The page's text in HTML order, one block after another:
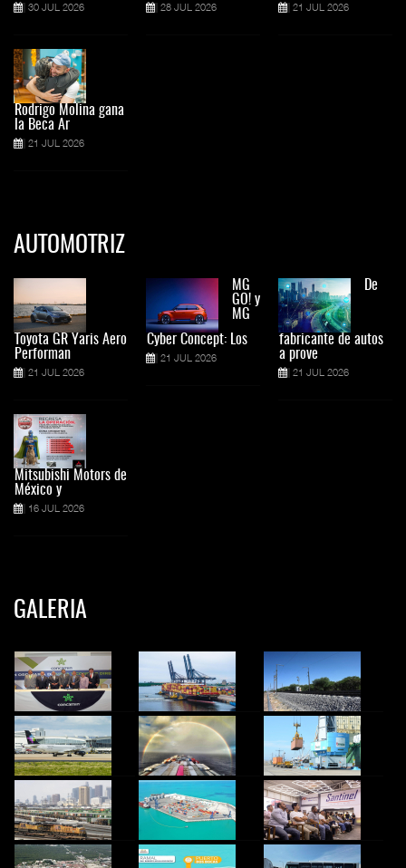
30 JUL 2026
Rodrigo Molina gana
la Beca Ar
21 JUL 2026
28 JUL 2026 21 JUL 2026
AUTOMOTRIZ
Toyota GR Yaris Aero
Performan
21 JUL 2026
Mitsubishi Motors de
México y
16 JUL 2026
MG
GO! y
MG
Cyber Concept: Los
21 JUL 2026
De
fabricante de autos
a prove
21 JUL 2026
GALERIA